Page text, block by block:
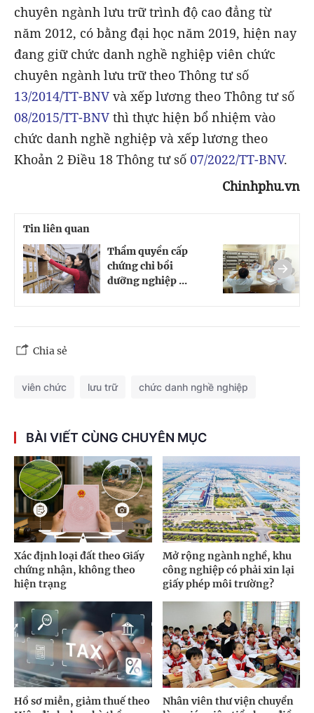
chuyên ngành lưu trữ trình độ cao đẳng từ
năm 2012, có bằng đại học năm 2019, hiện nay
đang giữ chức danh nghề nghiệp viên chức
chuyên ngành lưu trữ theo Thông tư số
13/2014/TT-BNV và xếp lương theo Thông tư số
08/2015/TT-BNV thì thực hiện bổ nhiệm vào
chức danh nghề nghiệp và xếp lương theo
Khoản 2 Điều 18 Thông tư số 07/2022/TT-BNV.
Chinhphu.vn
Tin liên quan
Thẩm quyền cấp
chứng chỉ bồi
dưỡng nghiệp ...
Chia sẻ
viên chức lưu trữ chức danh nghề nghiệp
BÀI VIẾT CÙNG CHUYÊN MỤC
Xác định loại đất theo Giấy
chứng nhận, không theo
hiện trạng
Mở rộng ngành nghề, khu
công nghiệp có phải xin lại
giấy phép môi trường?
Hồ sơ miễn, giảm thuế theo
Nhân viên thư viện chuyển